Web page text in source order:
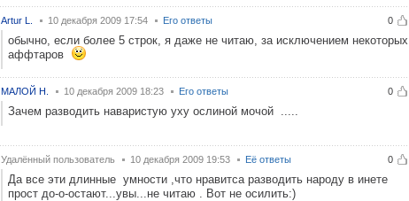
0
Artur L. 10 декабря 2009 17:54 Его ответы
обычно, если более 5 строк, я даже не читаю, за исключением некоторых
аффтаров
0
МАЛОЙ Н. 10 декабря 2009 18:23 Его ответы
Зачем разводить наваристую уху ослиной мочой .....
0
Удалённый пользователь 10 декабря 2009 19:53 Её ответы
Да все эти длинные умности ,что нравитса разводить народу в инете
прост до-о-остают...увы...не читаю . Вот не осилить:)